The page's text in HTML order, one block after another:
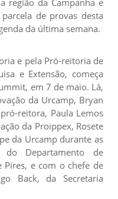
de provas desta
da última semana.
e pela Pró-reitoria de
e Extensão, começa
em 7 de maio. Lá,
da Urcamp, Bryan
reitora, Paula Lemos
da Proippex, Rosete
da Urcamp durante as
Departamento de
Pires, e com o chefe de
Back, da Secretaria